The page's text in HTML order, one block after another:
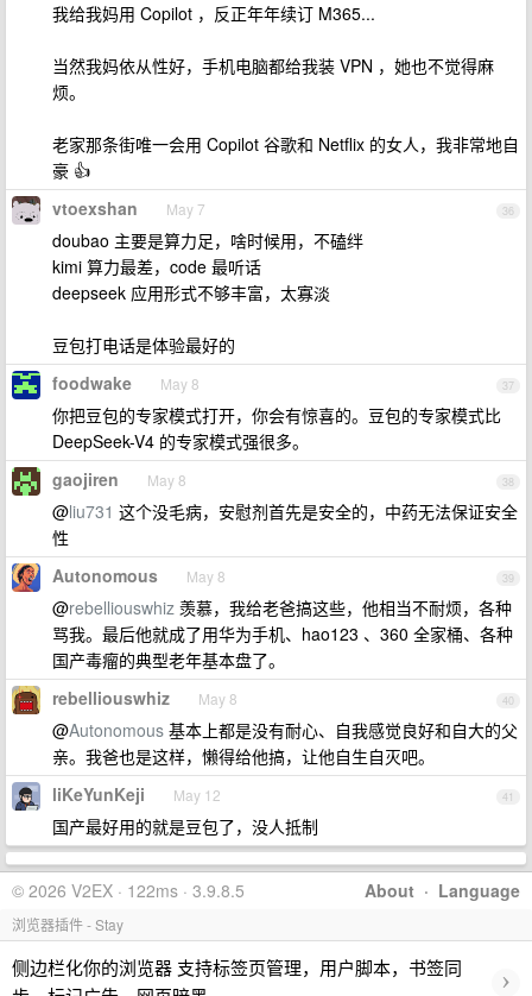
我给我妈用 Copilot ，反正年年续订 M365...
当然我妈依从性好，手机电脑都给我装 VPN ，她也不觉得麻
烦。
老家那条街唯一会用 Copilot 谷歌和 Netflix 的女人，我非常地自
豪 👍
36
vtoexshan May 7
doubao 主要是算力足，啥时候用，不磕绊
kimi 算力最差，code 最听话
deepseek 应用形式不够丰富，太寡淡
豆包打电话是体验最好的
37
foodwake May 8
你把豆包的专家模式打开，你会有惊喜的。豆包的专家模式比
DeepSeek-V4 的专家模式强很多。
38
gaojiren May 8
@liu731 这个没毛病，安慰剂首先是安全的，中药无法保证安全
性
39
Autonomous May 8
@rebelliouswhiz 羡慕，我给老爸搞这些，他相当不耐烦，各种
骂我。最后他就成了用华为手机、hao123 、360 全家桶、各种
国产毒瘤的典型老年基本盘了。
40
rebelliouswhiz May 8
@Autonomous 基本上都是没有耐心、自我感觉良好和自大的父
亲。我爸也是这样，懒得给他搞，让他自生自灭吧。
41
liKeYunKeji May 12
国产最好用的就是豆包了，没人抵制
About · Language
© 2026 V2EX · 122ms · 3.9.8.5
浏览器插件 - Stay
侧边栏化你的浏览器 支持标签页管理，用户脚本，书签同
›